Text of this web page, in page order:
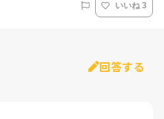
いいね 3
回答する